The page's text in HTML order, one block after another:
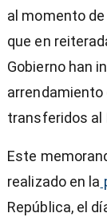
al momento
que en
Gobierno han
arrendamiento
transferidos al
Este
realizado en la
República, el